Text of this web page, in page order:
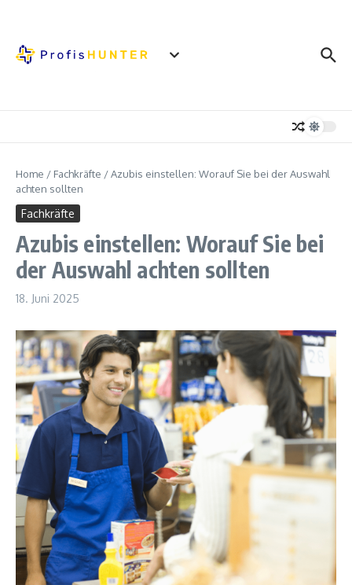
Home / Fachkräfte /Azubis einstellen: Worauf Sie bei der Auswahl
achten sollten
Fachkräfte
Azubis einstellen: Worauf Sie bei
der Auswahl achten sollten
18. Juni 2025